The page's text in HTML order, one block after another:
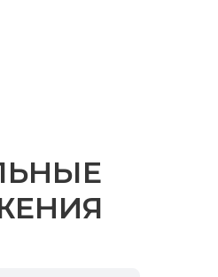
с политикой